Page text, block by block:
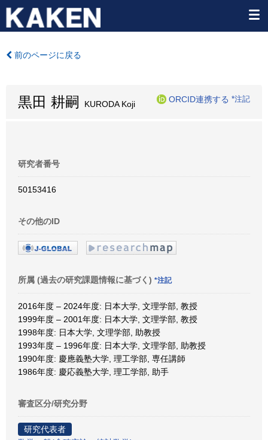
前のページに戻る
黒田 耕嗣 KURODA Koji
ORCID連携する *注記
研究者番号
50153416
その他のID
所属 (過去の研究課題情報に基づく) *注記
2016年度 – 2024年度: 日本大学, 文理学部, 教授
1999年度 – 2001年度: 日本大学, 文理学部, 教授
1998年度: 日本大学, 文理学部, 助教授
1993年度 – 1996年度: 日本大学, 文理学部, 助教授
1990年度: 慶應義塾大学, 理工学部, 専任講師
1986年度: 慶応義塾大学, 理工学部, 助手
審査区分/研究分野
研究代表者